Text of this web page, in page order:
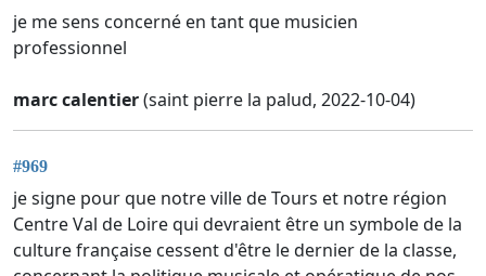
je me sens concerné en tant que musicien
professionnel
marc calentier(saint pierre la palud, 2022-10-04)
#969
je signe pour que notre ville de Tours et notre région
Centre Val de Loire qui devraient être un symbole de la
culture française cessent d'être le dernier de la classe,